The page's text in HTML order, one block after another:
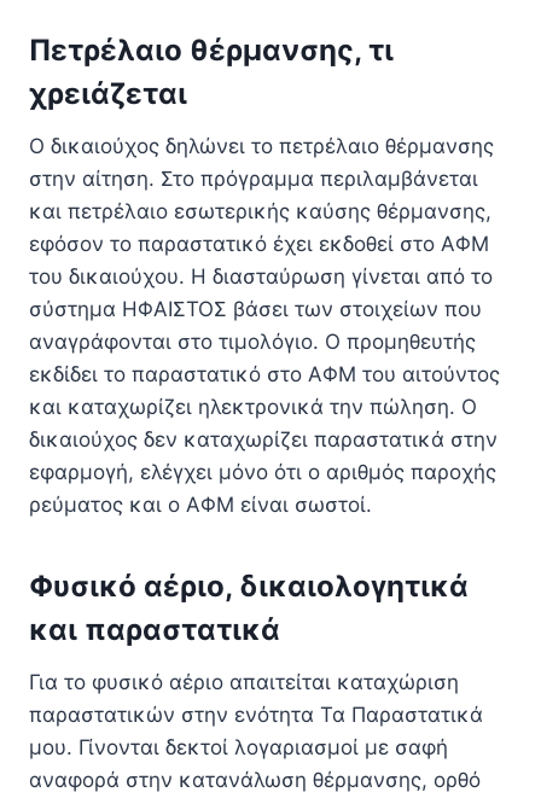
Πετρέλαιο θέρμανσης, τι
χρειάζεται
Ο δικαιούχος δηλώνει το πετρέλαιο θέρμανσης
στην αίτηση. Στο πρόγραμμα περιλαμβάνεται
και πετρέλαιο εσωτερικής καύσης θέρμανσης,
εφόσον το παραστατικό έχει εκδοθεί στο ΑΦΜ
του δικαιούχου. Η διασταύρωση γίνεται από το
σύστημα ΗΦΑΙΣΤΟΣ βάσει των στοιχείων που
αναγράφονται στο τιμολόγιο. Ο προμηθευτής
εκδίδει το παραστατικό στο ΑΦΜ του αιτούντος
και καταχωρίζει ηλεκτρονικά την πώληση. Ο
δικαιούχος δεν καταχωρίζει παραστατικά στην
εφαρμογή, ελέγχει μόνο ότι ο αριθμός παροχής
ρεύματος και ο ΑΦΜ είναι σωστοί.
Φυσικό αέριο, δικαιολογητικά
και παραστατικά
Για το φυσικό αέριο απαιτείται καταχώριση
παραστατικών στην ενότητα Τα Παραστατικά
μου. Γίνονται δεκτοί λογαριασμοί με σαφή
αναφορά στην κατανάλωση θέρμανσης, ορθό